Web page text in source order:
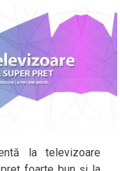
la televizoare